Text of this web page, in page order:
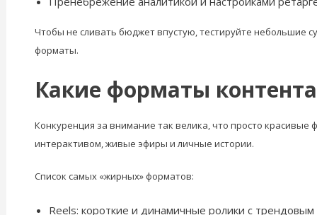
Чтобы не сливать бюджет впустую, тестируйте небольшие
форматы.
Какие форматы
Конкуренция за внимание так велика, что просто
интерактивом, живые эфиры и личные истории.
Список самых «жирных» форматов:
Reels: короткие и динамичные ролики с